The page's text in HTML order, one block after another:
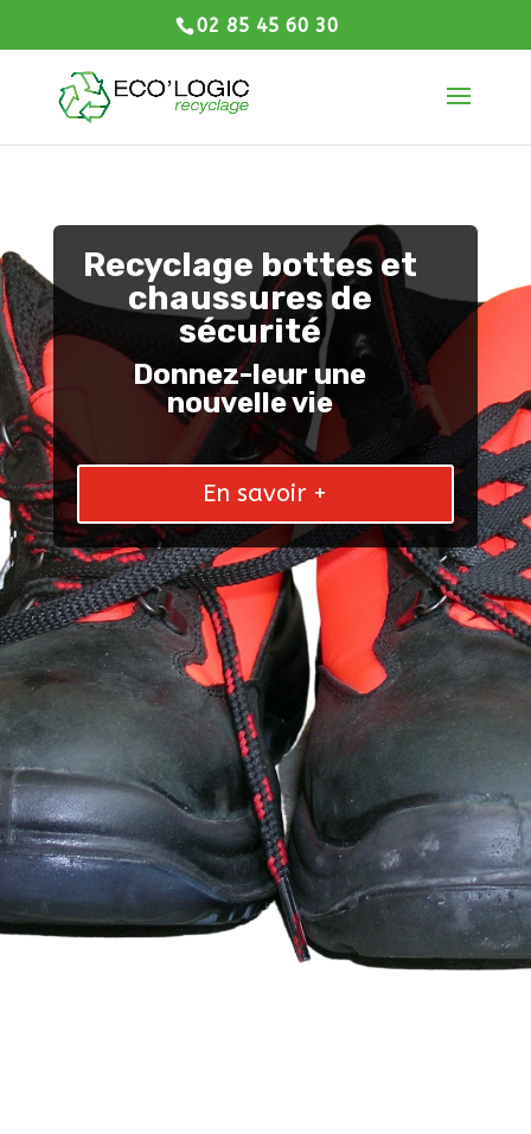
02 85 45 60 30
Recyclage bottes et
chaussures de
sécurité
Donnez-leur une
nouvelle vie
En savoir +